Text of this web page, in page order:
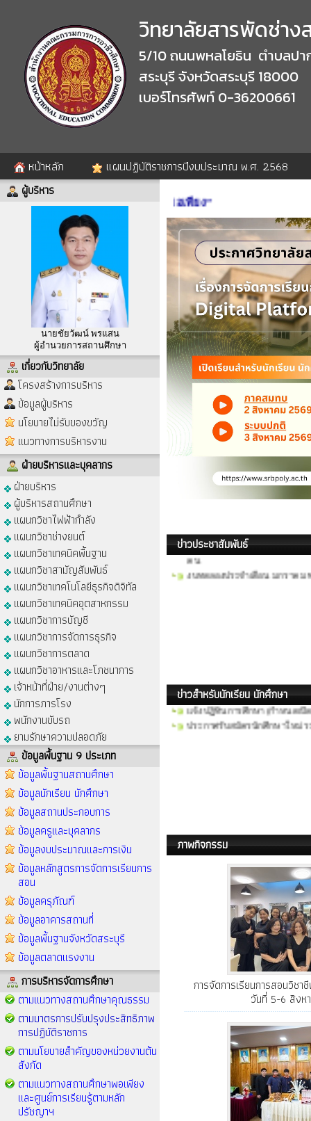
วิทยาลัยสารพัดช่าง
5/10 ถนนพหลโยธิน ตำบลปา
สระบุรี จังหวัดสระบุรี 18000
เบอร์โทรศัพท์ 0-36200661
หน้าหลัก แผนปฏิบัติราชการปีงบประมาณ พ.ศ. 2568
ผู้บริหาร
นายชัยวัฒน์ พรแสน
ผู้อำนวยการสถานศึกษา
เกี่ยวกับวิทยาลัย
โครงสร้างการบริหาร
ข้อมูลผู้บริหาร
นโยบายไม่รับของขวัญ
แนวทางการบริหารงาน
ฝ่ายบริหารและบุคลากร
ฝ่ายบริหาร
ผู้บริหารสถานศึกษา
แผนกวิชาไฟฟ้ากำลัง
แผนกวิชาช่างยนต์
แผนกวิชาเทคนิคพื้นฐาน
แผนกวิชาสามัญสัมพันธ์
แผนกวิชาเทคโนโลยีธุรกิจดิจิทัล
แผนกวิชาเทคนิคอุตสาหกรรม
แผนกวิชาการบัญชี
แผนกวิชาการจัดการธุรกิจ
แผนกวิชาการตลาด
แผนกวิชาอาหารและโภชนาการ
เจ้าหน้าที่ฝ่าย/งานต่างๆ
นักการภารโรง
พนักงานขับรถ
ยามรักษาความปลอดภัย
ข้อมูลพื้นฐาน 9 ประเภท
ข้อมูลพื้นฐานสถานศึกษา
ข้อมูลนักเรียน นักศึกษา
ข้อมูลสถานประกอบการ
ข้อมูลครูและบุคลากร
ข้อมูลงบประมาณและการเงิน
ข้อมูลหลักสูตรการจัดการเรียนการ
สอน
ข้อมูลครุภัณฑ์
ข้อมูลอาคารสถานที่
ข้อมูลพื้นฐานจังหวัดสระบุรี
ข้อมูลตลาดแรงงาน
การบริหารจัดการศึกษา
ตามแนวทางสถานศึกษาคุณธรรม
ตามมาตรการปรับปรุงประสิทธิภาพ
การปฏิบัติราชการ
ตามนโยบายสำคัญของหน่วยงานต้น
สังกัด
ตามแนวทางสถานศึกษาพอเพียง
และศูนย์การเรียนรู้ตามหลัก
ปรัชญาฯ
า “รับผิดชอบ” “ซื่อสัตย์” “พอเพียง”
ข่าวประชาสัมพันธ์
งบทดลองประจำเดือน มิถุนายน
งบทดลองประจำเดือน พฤษภาค
งบทดลองประจำเดือน เมษายน
งบทดลองประจำเดือน มีนาคม พ
งบทดลองประจำเดือน กุมภาพัน
ประกาศผลผู้ชนะการจัดซื้อจัดจ้
ประกาศผลการสอบคัดเลือกบุ
ประกาศ รับสมัครคัดเลือกบุคคล
คน
งบทดลองประจำเดือน มกราคม
ข่าวสำหรับนักเรียน นักศึกษา
ให้นักเรียน นักศึกษา พ้นสภาพจ
ตารางสอนระยะสั้น (ห้องเรียนอ
ตารางเรียนตาราสอน ภาคเรีย
แจ้งปฏิทินการศึกษา (กำหนดเปิ
ประกาศรับสมัครนักศึกษาใหม่
ภาพกิจกรรม
การจัดการเรียนการสอนวิช
วันที่ 5-6 สิงห